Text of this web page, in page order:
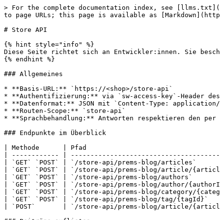
> For the complete documentation index, see [llms.txt](https://docs.premsoft.de/llms.txt). Markdown versions of documentation pages are available by appending `.md` to page URLs; this page is available as [Markdown](https://docs.premsoft.de/plugins/blog/store-api.md).

# Store API

{% hint style="info" %}
Diese Seite richtet sich an Entwickler:innen. Sie beschreibt die Store-API-Endpunkte des Plugins **PremsBlog** für Headless-Frontends und externe Integrationen.
{% endhint %}

### Allgemeines

* **Basis-URL:** `https://<shop>/store-api`
* **Authentifizierung:** via `sw-access-key`-Header des Verkaufskanals
* **Datenformat:** JSON mit `Content-Type: application/json`
* **Routen-Scope:** `store-api`
* **Sprachbehandlung:** Antworten respektieren den per `sw-language-id` gesetzten Sprachkontext. Übersetzbare Felder stehen zusätzlich im Block `translated`.

### Endpunkte im Überblick

| Methode      | Pfad                                               | Routen-Name                            |
| ------------ | -------------------------------------------------- | -------------------------------------- |
| `GET` `POST` | `/store-api/prems-blog/articles`                   | `store-api.prems-blog.article.list`    |
| `GET` `POST` | `/store-api/prems-blog/article/{articleId}`        | `store-api.prems-blog.article.detail`  |
| `GET` `POST` | `/store-api/prems-blog/authors`                    | `store-api.prems-blog.author.list`     |
| `GET` `POST` | `/store-api/prems-blog/author/{authorId}`          | `store-api.prems-blog.author.detail`   |
| `GET` `POST` | `/store-api/prems-blog/category/{categoryId}`      | `store-api.prems-blog.category.detail` |
| `GET` `POST` | `/store-api/prems-blog/tag/{tagId}`                | `store-api.prems-blog.tag.detail`      |
| `POST`       | `/store-api/prems-blog/article/{articleId}/review` | `store-api.prems-blog.review.save`     |

### Beiträge auflisten

`GET /store-api/prems-blog/articles`

Liefert eine paginierte Liste aller aktiven Beiträge im aktuellen Sichtbarkeitsfenster.

#### Parameter

| Name         | Typ      | In              | Beschreibung                                                                                                 |
| ------------ | -------- | --------------- | ------------------------------------------------------------------------------------------------------------ |
| `page`       | `int`    | Query oder Body | Seitenzahl. Standard ist `1`.                                                                                |
| `limit`      | `int`    | Query oder Body | Treffer pro Seite. Standard ist `12`. Das IAP-Feature `numberOfBlogPosts` kann den Wert nach oben begrenzen. |
| `categoryId` | `string` | Query oder Body | Filtert nach Blog-Kategorie.                                                                                 |
| `tagId`      | `string` | Query oder Body | Filtert nach Tag.                                                                                            |
| `authorId`   | `string` | Query oder Body | Filtert nach Autor:in.                                                                                       |
| `sort`       | `string` | Query oder Body | `displayDate` absteigend oder `title` aufsteigend.                                                           |

####